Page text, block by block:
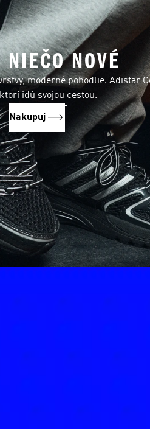
NIEČO NOVÉ
moderné pohodlie. Adistar
idú svojou cestou.
Nakupuj